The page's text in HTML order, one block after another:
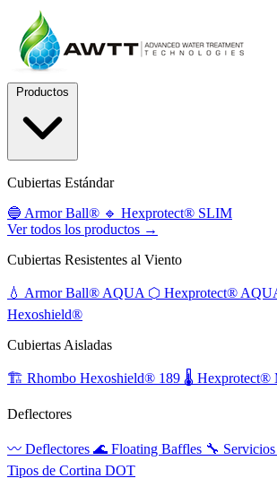
Cubiertas Estándar
🔵 Armor Ball® 🔹 Hexprotect® SLIM
Ver todos los productos →
Cubiertas Resistentes al Viento
💧 Armor Ball® AQUA ⬡ Hexprotect®
Hexoshield®
Cubiertas Aisladas
🏗️ Rhombo Hexoshield® 189 🌡️ Hexprotect®
Deflectores
〰️ Deflectores 🌊 Floating Baffles 🔧
Tipos de Cortina DOT